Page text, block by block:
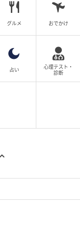
グルメ おでかけ
占い
心理テスト・
診断